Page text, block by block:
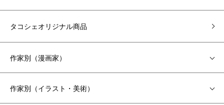
タコシェオリジナル商品
作家別（漫画家）
作家別（イラスト・美術）